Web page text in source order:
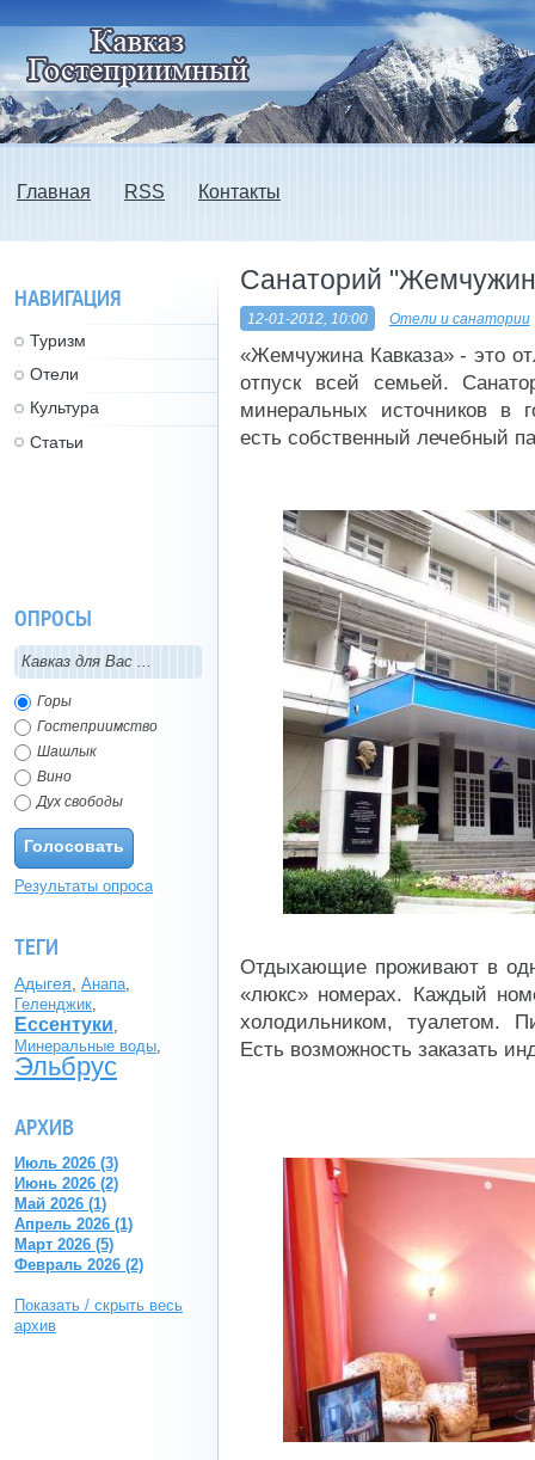
Главная RSS Контакты
Санаторий
12-01-2012, 10:00 Отели и санатории
«Жемчужина Кавказа» - это
отпуск всей семьей.
минеральных источников в
есть собственный лечебный
Отдыхающие проживают в
«люкс» номерах. Каждый
холодильником, туалетом.
Есть возможность заказать
НАВИГАЦИЯ
Туризм
Отели
Культура
Статьи
ОПРОСЫ
Кавказ для Вас ...
Горы
Гостеприимство
Шашлык
Вино
Дух свободы
Голосовать
Результаты опроса
ТЕГИ
Адыгея Анапа
Геленджик
Ессентуки
Минеральные воды
Эльбрус
АРХИВ
Июль 2026 (3)
Июнь 2026 (2)
Май 2026 (1)
Апрель 2026 (1)
Март 2026 (5)
Февраль 2026 (2)
Показать / скрыть весь
архив